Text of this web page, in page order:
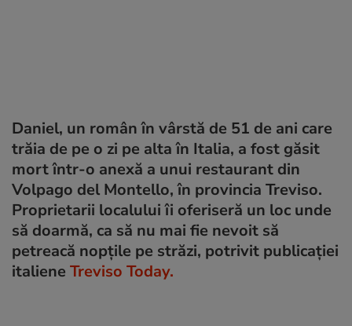
Daniel, un român în vârstă de 51 de ani care
trăia de pe o zi pe alta în Italia, a fost găsit
mort într-o anexă a unui restaurant din
Volpago del Montello, în provincia Treviso.
Proprietarii localului îi oferiseră un loc unde
să doarmă, ca să nu mai fie nevoit să
petreacă nopțile pe străzi, potrivit publicației
italiene Treviso Today.